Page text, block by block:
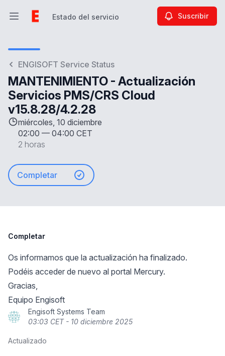
Abrir menú principalEstado del servicio Suscribir
ENGISOFT Service Status
MANTENIMIENTO - Actualización
Servicios PMS/CRS Cloud
v15.8.28/4.2.28
miércoles, 10 diciembre
02:00 — 04:00 CET
2 horas
Completar
Completar
Os informamos que la actualización ha finalizado.
Podéis acceder de nuevo al portal Mercury.
Gracias,
Equipo Engisoft
Engisoft Systems Team
03:03 CET - 10 diciembre 2025
Actualizado